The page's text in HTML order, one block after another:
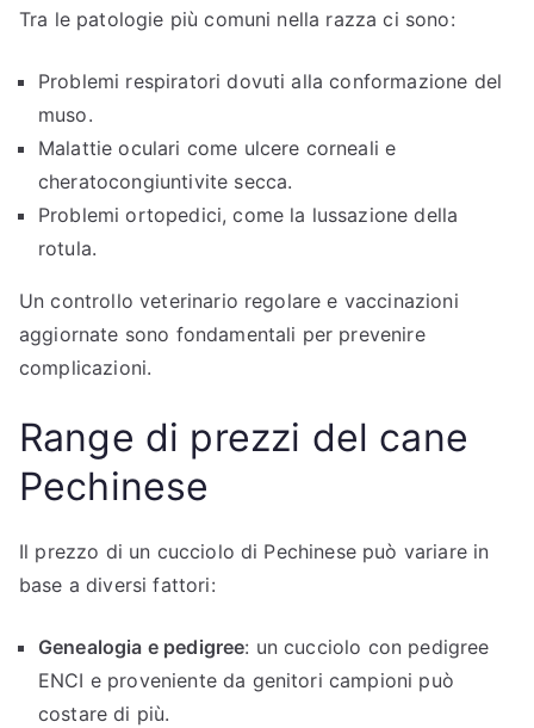
Tra le patologie più comuni nella razza ci sono:
Problemi respiratori dovuti alla conformazione del
muso.
Malattie oculari come ulcere corneali e
cheratocongiuntivite secca.
Problemi ortopedici, come la lussazione della
rotula.
Un controllo veterinario regolare e vaccinazioni
aggiornate sono fondamentali per prevenire
complicazioni.
Range di prezzi del cane
Pechinese
Il prezzo di un cucciolo di Pechinese può variare in
base a diversi fattori:
Genealogia e pedigree: un cucciolo con pedigree
ENCI e proveniente da genitori campioni può
costare di più.